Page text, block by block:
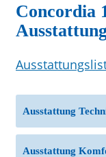
Concordia
Ausstattung
Ausstattung